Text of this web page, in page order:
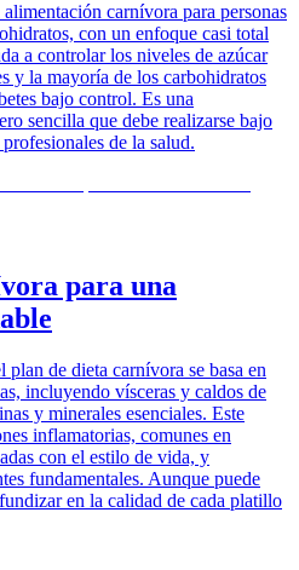
carnívora para personas
con un enfoque casi total
a controlar los niveles de azúcar
y la mayoría de los carbohidratos
bajo control. Es una
sencilla que debe realizarse bajo
de la salud.
para una
de dieta carnívora se basa en
incluyendo vísceras y caldos de
y minerales esenciales. Este
inflamatorias, comunes en
con el estilo de vida, y
fundamentales. Aunque puede
en la calidad de cada platillo